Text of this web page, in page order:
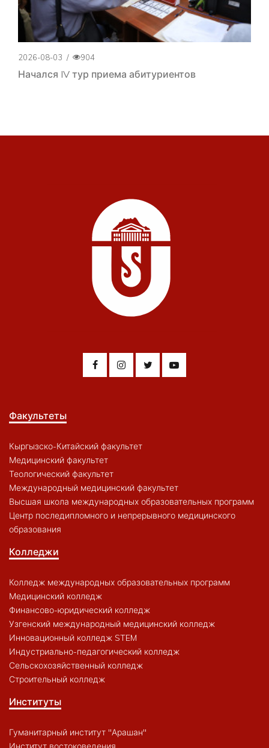
2026-08-03 / 904
Начался IV тур приема абитуриентов
Факультеты
Кыргызско-Китайский факультет
Медицинский факультет
Теологический факультет
Международный медицинский факультет
Высшая школа международных образовательных программ
Центр последипломного и непрерывного медицинского
образования
Колледжи
Колледж международных образовательных программ
Медицинский колледж
Финансово-юридический колледж
Узгенский международный медицинский колледж
Инновационный колледж STEM
Индустриально-педагогический колледж
Сельскохозяйственный колледж
Строительный колледж
Институты
Гуманитарный институт "Арашан"